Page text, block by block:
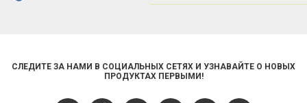
СЛЕДИТЕ ЗА НАМИ В СОЦИАЛЬНЫХ СЕТЯХ И УЗНАВАЙТЕ О НОВЫХ
ПРОДУКТАХ ПЕРВЫМИ!